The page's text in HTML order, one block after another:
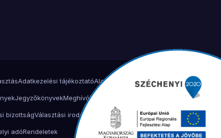
Adatkezelési tájékoztatóAlakuló ülés 2024.Határozatok
JegyzőkönyvekMeghívók
bizottságVálasztási iroda Választási iroda Köszöntő
adóRendeletek